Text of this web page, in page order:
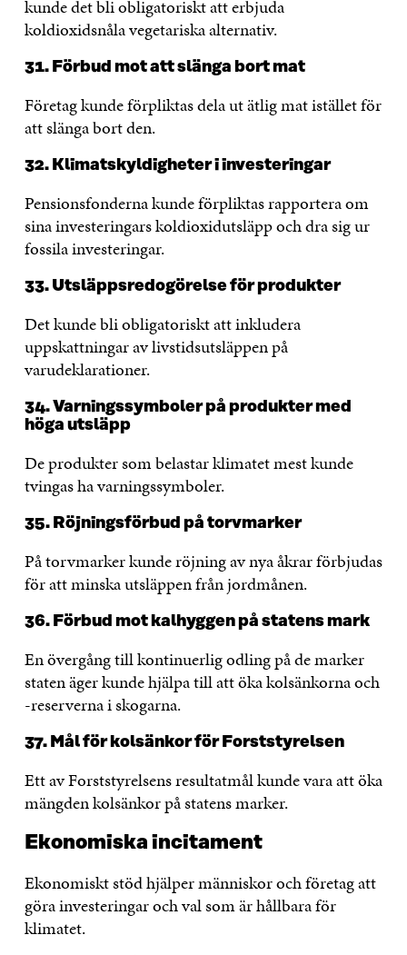
kunde det bli obligatoriskt att erbjuda
koldioxidsnåla vegetariska alternativ.
31. Förbud mot att slänga bort mat
Företag kunde förpliktas dela ut ätlig mat istället för
att slänga bort den.
32. Klimatskyldigheter i investeringar
Pensionsfonderna kunde förpliktas rapportera om
sina investeringars koldioxidutsläpp och dra sig ur
fossila investeringar.
33. Utsläppsredogörelse för produkter
Det kunde bli obligatoriskt att inkludera
uppskattningar av livstidsutsläppen på
varudeklarationer.
34. Varningssymboler på produkter med
höga utsläpp
De produkter som belastar klimatet mest kunde
tvingas ha varningssymboler.
35. Röjningsförbud på torvmarker
På torvmarker kunde röjning av nya åkrar förbjudas
för att minska utsläppen från jordmånen.
36. Förbud mot kalhyggen på statens mark
En övergång till kontinuerlig odling på de marker
staten äger kunde hjälpa till att öka kolsänkorna och
-reserverna i skogarna.
37. Mål för kolsänkor för Forststyrelsen
Ett av Forststyrelsens resultatmål kunde vara att öka
mängden kolsänkor på statens marker.
Ekonomiska incitament
Ekonomiskt stöd hjälper människor och företag att
göra investeringar och val som är hållbara för
klimatet.